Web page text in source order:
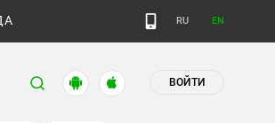
RU EN
ВОЙТИ